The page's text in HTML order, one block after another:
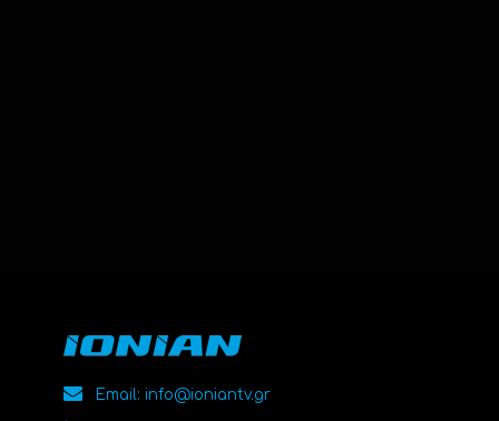
Email: info@ioniantv.gr